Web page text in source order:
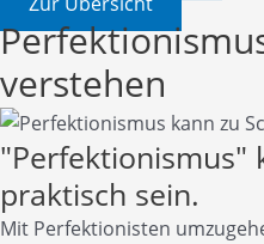
verstehen
"Perfektionismus"
praktisch sein.
Mit Perfektionisten